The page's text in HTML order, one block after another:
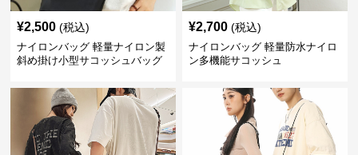
¥2,500 (税込)
ナイロンバッグ 軽量ナイロン製
斜め掛け小型サコッシュバッグ
¥2,700 (税込)
ナイロンバッグ 軽量防水ナイロ
ン多機能サコッシュ